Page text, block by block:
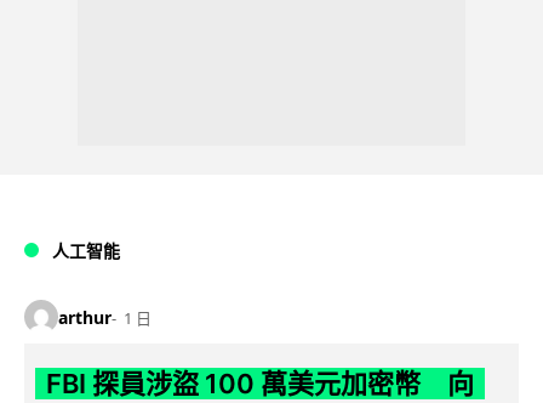
人工智能
arthur 1 日
FBI 探員涉盜 100 萬美元加密幣 向